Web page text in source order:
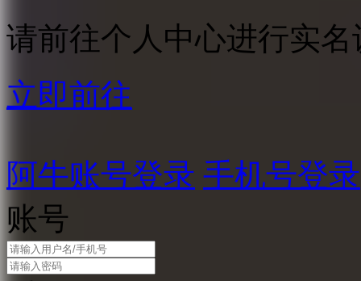
请前往个人中心进行实名
立即前往
阿牛账号登录 手机号登录
账号